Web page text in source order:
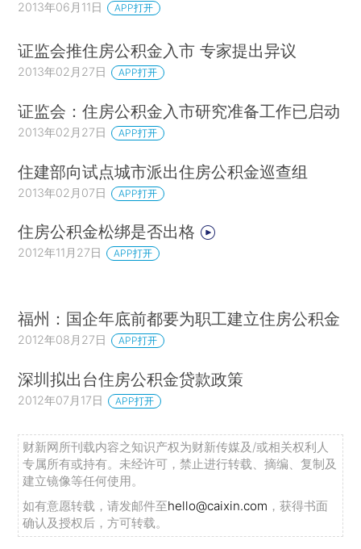
组成部分的全国社保基金和企业年金实行了专业
基金和企业年金投资范围不断拓展，投资规模稳步
扩大，委托投资管理人市场不断成熟，资金运用的
专业化和市场化水平不断提升，取得了良好的投资
业绩。截至2012年底，全国社保基金自成立以来的
5.85个百分点。
针对住房公积金存在的问题，建议住房城乡建
为住房公积金投资运营提供基础制度保障。
运营的现实条件。在保留属地化管理的基本框架
下，住房公积金可统筹至省一级，实现资金的统一
2、在确保住房公积金正常支出和资金安全的
前提下，支持住房公积金结余资金利用资本市场保
值增值。允许结余资金投资权益类和固定收益类产
品，并根据风险防控要求对投资权益类产品的比例
2013年06月11日 APP打开
证监会推住房公积金入市 专家提出异议
2013年02月27日 APP打开
证监会：住房公积金入市研究准备工作已启动
2013年02月27日 APP打开
住建部向试点城市派出住房公积金巡查组
2013年02月07日 APP打开
住房公积金松绑是否出格
2012年11月27日 APP打开
福州：国企年底前都要为职工建立住房公积金
2012年08月27日 APP打开
深圳拟出台住房公积金贷款政策
2012年07月17日 APP打开
财新网所刊载内容之知识产权为财新传媒及/或相关权利人
专属所有或持有。未经许可，禁止进行转载、摘编、复制及
建立镜像等任何使用。
如有意愿转载，请发邮件至hello@caixin.com ，获得书面
确认及授权后，方可转载。